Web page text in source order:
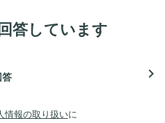
答しています
答 navigate_next
情報の取り扱いに